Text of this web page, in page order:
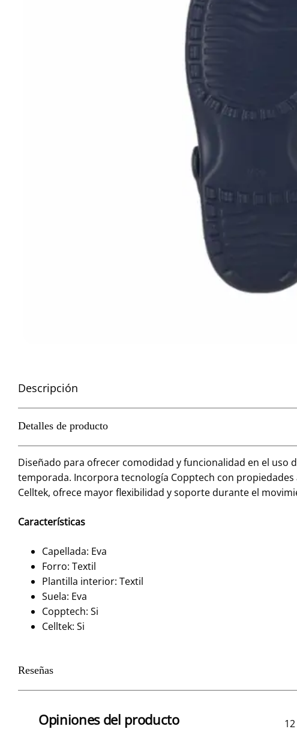
Descripción
Detalles de producto
Diseñado para ofrecer comodidad y funcionalidad en el uso
temporada. Incorpora tecnología Copptech con
Celltek, ofrece mayor flexibilidad y soporte durante el
Características
Capellada: Eva
Forro: Textil
Plantilla interior: Textil
Suela: Eva
Copptech: Si
Celltek: Si
Reseñas
Opiniones del producto